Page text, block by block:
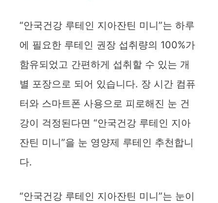
y
V
i
d
“안국건강 루테인 지아잔틴 미니”는 하루
에 필요한 루테인 권장 섭취량의 100%가
함유되었고 간편하게 섭취할 수 있는 개
별 포장으로 되어 있습니다. 장 시간 컴퓨
터와 스마트폰 사용으로 피로해진 눈 건
강이 걱정된다면 “안국건강 루테인 지아
잔틴 미니”을 눈 영양제 루테인 추천합니
다.
“안국건강 루테인 지아잔틴 미니”는 눈이